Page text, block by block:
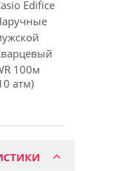
Edifice
100м
атм)